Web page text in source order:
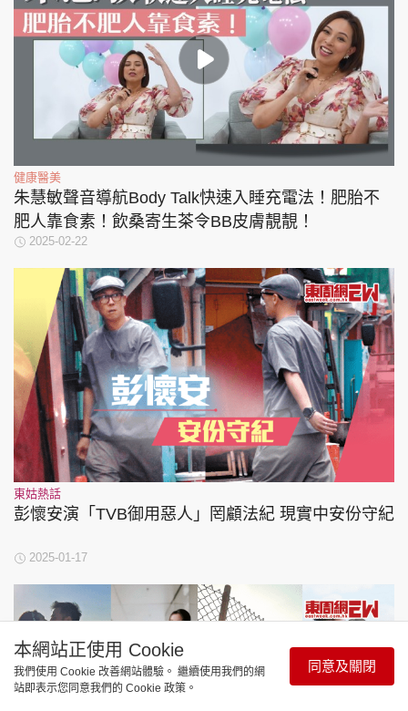
健康醫美
朱慧敏聲音導航Body Talk快速入睡充電法！肥胎不
肥人靠食素！飲桑寄生茶令BB皮膚靚靚！
2025-02-22
東姑熱話
彭懷安演「TVB御用惡人」罔顧法紀 現實中安份守紀
2025-01-17
本網站正使用 Cookie
我們使用 Cookie 改善網站體驗。 繼續使用我們的網
站即表示您同意我們的 Cookie 政策。
同意及關閉